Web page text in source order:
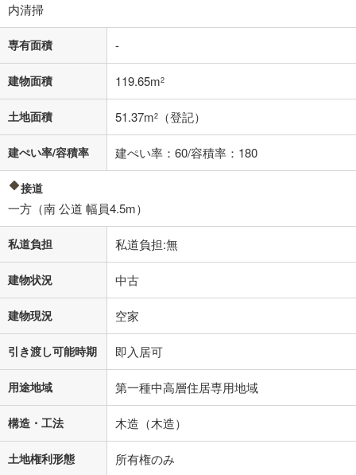
不動産会社に購入相談をする
内清掃
専有面積 -
建物面積 119.65m2
土地面積 51.37m2 （登記）
建ぺい率/容積率 建ぺい率：60/容積率：180
接道
一方（南 公道 幅員4.5m）
私道負担 私道負担:無
建物状況 中古
建物現況 空家
引き渡し可能時期 即入居可
用途地域 第一種中高層住居専用地域
構造・工法 木造（木造）
土地権利形態 所有権のみ